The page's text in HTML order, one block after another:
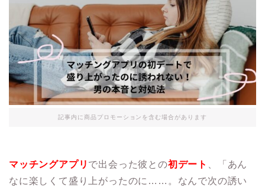
記事内に商品プロモーションを含む場合があります
マッチングアプリ で出会った彼との初デート
、「あん
なに楽しくて盛り上がったのに……。なんで次の誘い